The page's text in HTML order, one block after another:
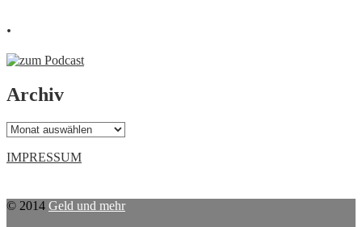
.
Archiv
Archiv
IMPRESSUM
© 2014 Geld und mehr